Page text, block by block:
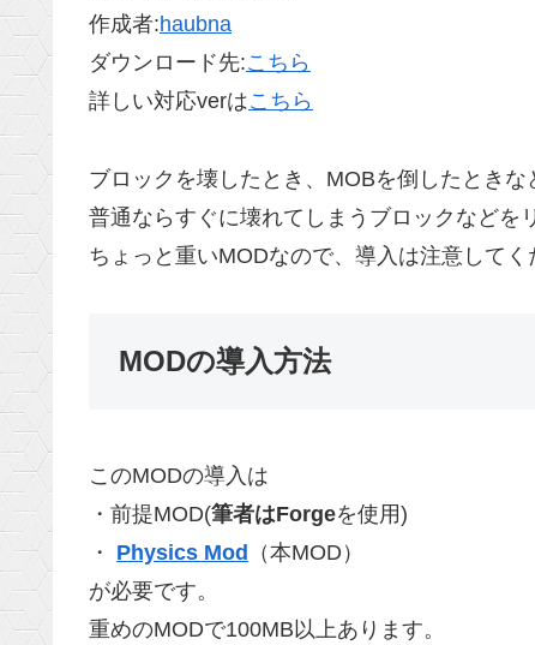
作成者:haubna
ダウンロード先:こちら
詳しい対応verはこちら
ブロックを壊したとき、MOBを倒したときな
普通ならすぐに壊れてしまうブロックなどを
ちょっと重いMODなので、導入は注意してく
MODの導入方法
このMODの導入は
・前提MOD(筆者はForgeを使用)
・
Physics Mod （本MOD）
が必要です。
重めのMODで100MB以上あります。